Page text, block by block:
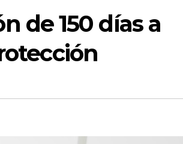
de 150 días a